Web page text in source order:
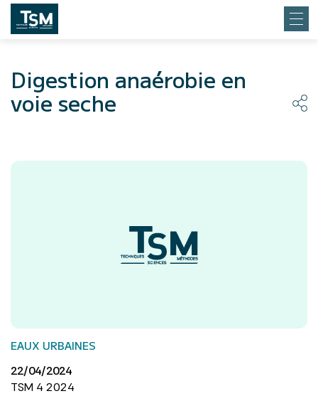
Digestion anaérobie en
voie seche
EAUX URBAINES
22/04/2024
TSM 4 2024